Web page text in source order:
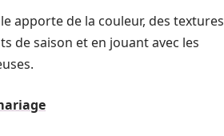
apporte de la couleur, des textures
de saison et en jouant avec les